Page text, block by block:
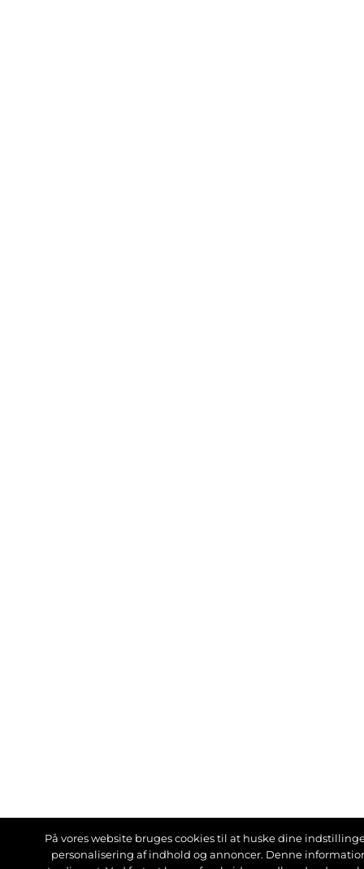
På vores website bruges cookies til at huske dine
personalisering af indhold og annoncer. Denne